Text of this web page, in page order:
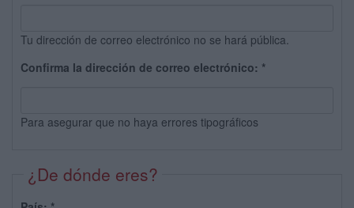
Tu dirección de correo electrónico no se hará pública.
Confirma la dirección de correo electrónico: *
Para asegurar que no haya errores tipográficos
¿De dónde eres?